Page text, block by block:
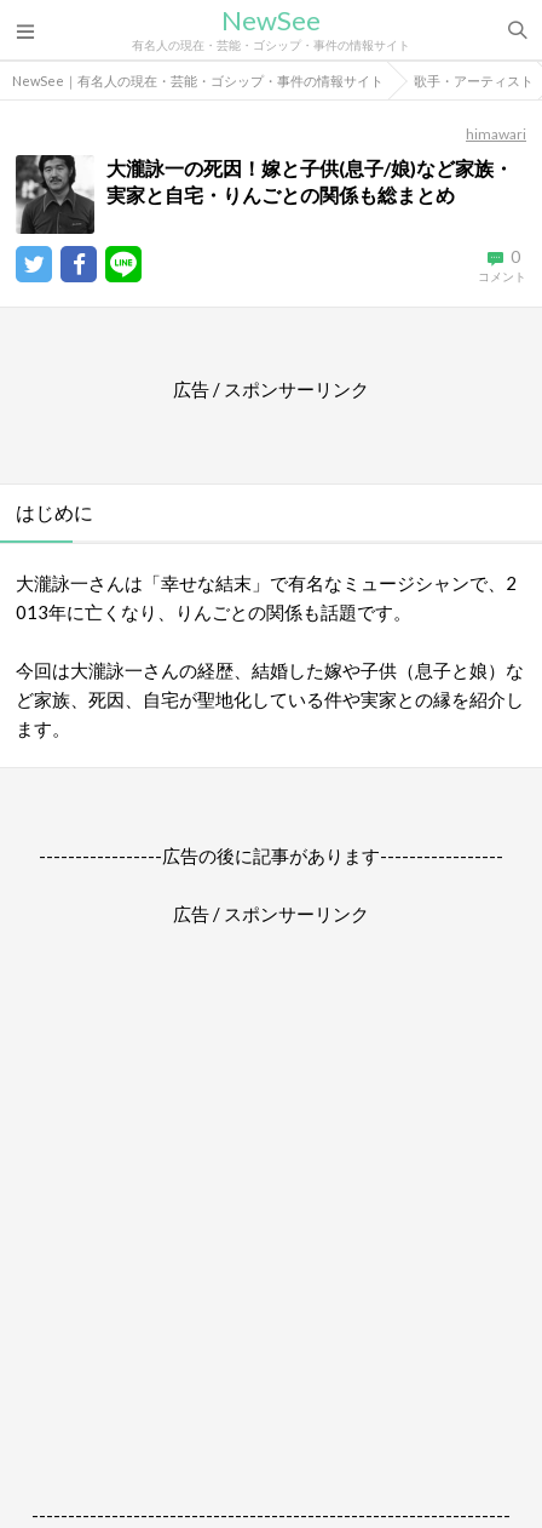
NewSee
有名人の現在・芸能・ゴシップ・事件の情報サイト
NewSee｜有名人の現在・芸能・ゴシップ・事件の情報サイト 歌手・アーティスト
himawari
大瀧詠一の死因！嫁と子供(息子/娘)など家族・
実家と自宅・りんごとの関係も総まとめ
0
コメント
広告 / スポンサーリンク
はじめに
大瀧詠一さんは「幸せな結末」で有名なミュージシャンで、2
013年に亡くなり、りんごとの関係も話題です。
今回は大瀧詠一さんの経歴、結婚した嫁や子供（息子と娘）な
ど家族、死因、自宅が聖地化している件や実家との縁を紹介し
ます。
-----------------広告の後に記事があります-----------------
広告 / スポンサーリンク
------------------------------------------------------------------